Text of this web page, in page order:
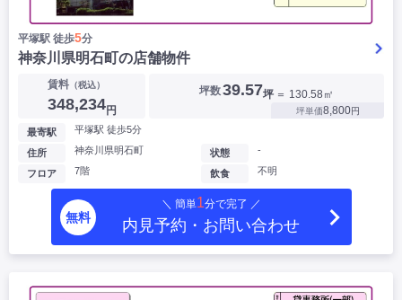
平塚駅 徒歩5分
神奈川県明石町の店舗物件
賃料（税込）
348,234円
坪数39.57坪 ＝ 130.58㎡
坪単価8,800円
最寄駅 平塚駅 徒歩5分
住所 神奈川県明石町
フロア 7階
状態 -
飲食 不明
無料
＼ 簡単1分で完了 ／
内見予約・お問い合わせ